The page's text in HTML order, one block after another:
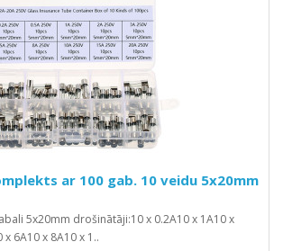
ar 100 gab. 10 veidu 5x20mm
5x20mm drošinātāji:10 x 0.2A10 x 1A10 x
6A10 x 8A10 x 1..